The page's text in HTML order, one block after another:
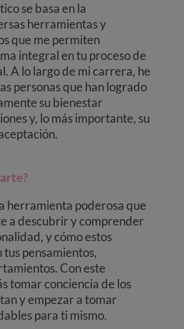
se basa en la
herramientas y
que me permiten
integral en tu proceso de
A lo largo de mi carrera, he
personas que han logrado
su bienestar
y, lo más importante, su
herramienta poderosa que
a descubrir y comprender
y cómo estos
pensamientos,
Con este
tomar conciencia de los
y empezar a tomar
para ti mismo.